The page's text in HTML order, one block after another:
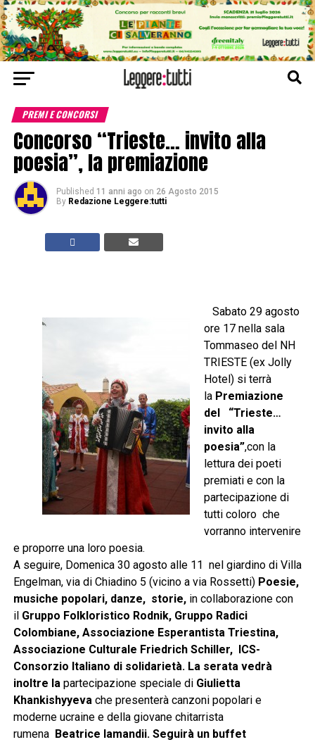
PREMI E CONCORSI
Concorso “Trieste… invito alla
poesia”, la premiazione
Published 11 anni ago on 26 Agosto 2015
By Redazione Leggere:tutti
Sabato 29 agosto
ore 17 nella sala
Tommaseo del NH
TRIESTE (ex Jolly
Hotel) si terrà
la Premiazione
del
“Trieste…
invito alla
poesia”,con la
lettura dei poeti
premiati e con la
partecipazione di
tutti coloro che
vorranno intervenire
e proporre una loro poesia.
A seguire, Domenica 30 agosto alle 11 nel giardino di Villa
Engelman, via di Chiadino 5 (vicino a via Rossetti) Poesie,
musiche popolari, danze, storie, in collaborazione con
il Gruppo Folkloristico Rodnik, Gruppo Radici
Colombiane, Associazione Esperantista Triestina,
Associazione Culturale Friedrich Schiller, ICS-
Consorzio Italiano di solidarietà. La serata vedrà
inoltre la partecipazione speciale di Giulietta
Khankishyyevache presenterà canzoni popolari e
moderne ucraine e della giovane chitarrista
rumena Beatrice Iamandii. Seguirà un buffet